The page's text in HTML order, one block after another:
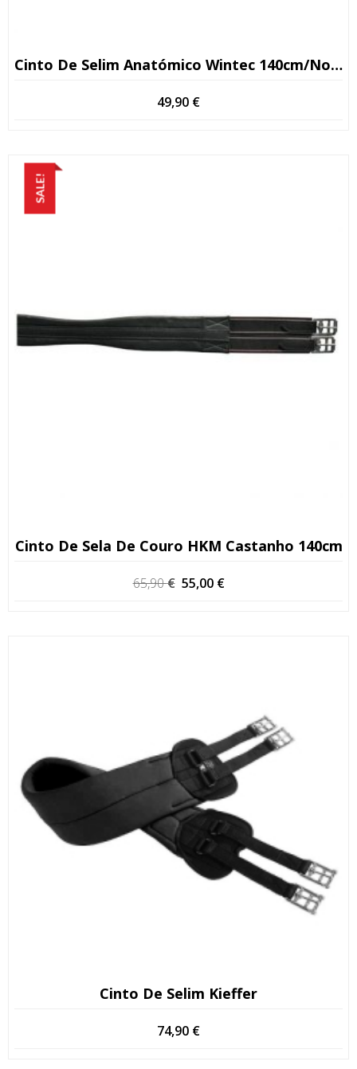
Cinto De Selim Anatómico Wintec 140cm/novo Bronzeado
49,90 €
SALE!
Cinto De Sela De Couro HKM Castanho 140cm
65,90€ O
55,00 €
Cinto De Selim Kieffer
74,90 €